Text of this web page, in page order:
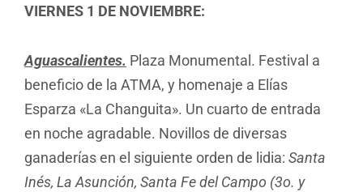
VIERNES 1 DE NOVIEMBRE:
Aguascalientes. Plaza Monumental. Festival a
beneficio de la ATMA, y homenaje a Elías
Esparza «La Changuita». Un cuarto de entrada
en noche agradable. Novillos de diversas
ganaderías en el siguiente orden de lidia: Santa
Inés, La Asunción, Santa Fe del Campo (3o. y